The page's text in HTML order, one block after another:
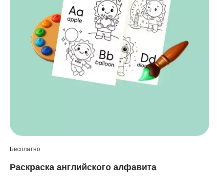
Бесплатно
Раскраска английского алфавита